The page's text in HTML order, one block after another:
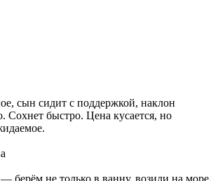
сын сидит с поддержкой, наклон
Сохнет быстро. Цена кусается, но
берём не только в ванну, возили на море,